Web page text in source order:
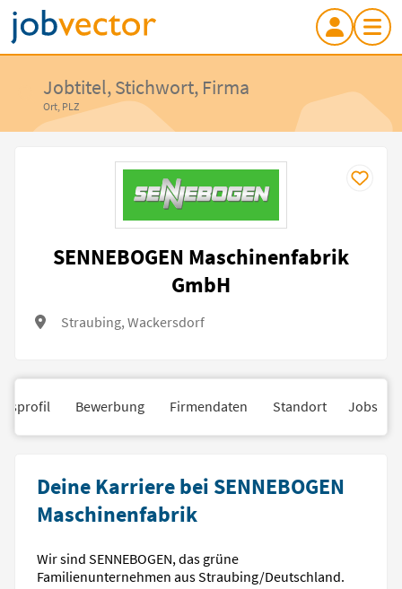
Jobtitel, Stichwort, Firma
Ort, PLZ
SENNEBOGEN Maschinenfabrik
GmbH
Straubing, Wackersdorf
Bewerbung Firmendaten Standort Jobs
Deine Karriere bei SENNEBOGEN
Maschinenfabrik
Wir sind SENNEBOGEN, das grüne
Familienunternehmen aus Straubing/Deutschland.